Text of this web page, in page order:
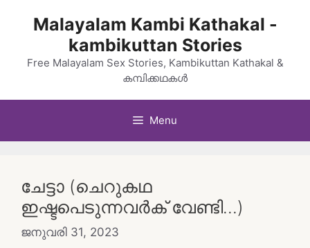
Malayalam Kambi Kathakal -
kambikuttan Stories
Free Malayalam Sex Stories, Kambikuttan Kathakal &
കമ്പിക്കഥകൾ
Menu
ചേട്ടാ (ചെറുകഥ
ഇഷ്ടപെടുന്നവർക് വേണ്ടി…)
ജനുവരി 31, 2023